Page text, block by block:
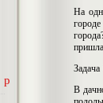
р
На
Задача
В